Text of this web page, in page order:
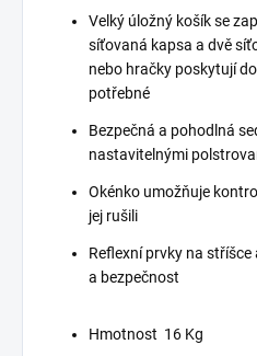
Velký úložný košík se
síťovaná kapsa a dvě
nebo hračky poskytují
potřebné
Bezpečná a pohodlná
nastavitelnými
Okénko umožňuje
jej rušili
Reflexní prvky na
a bezpečnost
Hmotnost 16 Kg